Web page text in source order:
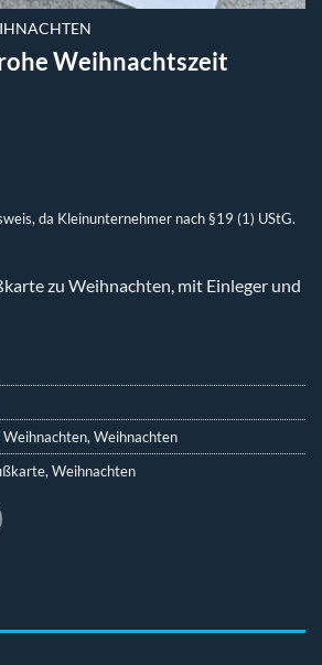
Weihnachtszeit
da Kleinunternehmer nach §19 (1) UStG.
zu Weihnachten, mit Einleger und
Weihnachten, Weihnachten
, Weihnachten